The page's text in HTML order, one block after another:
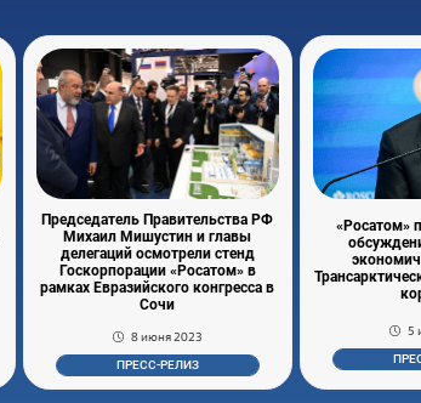
Председатель Правительства РФ
Михаил Мишустин и главы
делегаций осмотрели стенд
Госкорпорации «Росатом» в
рамках Евразийского конгресса в
Сочи
8 июня 2023
ПРЕСС-РЕЛИЗ
«Росатом»
5